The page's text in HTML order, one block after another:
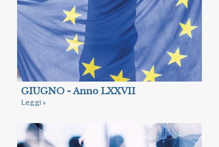
GIUGNO - Anno LXXVII
Leggi »